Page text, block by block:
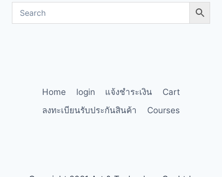
Home login แจ้งชำระเงิน
Cart
ลงทะเบียนรับประกันสินค้า
Courses